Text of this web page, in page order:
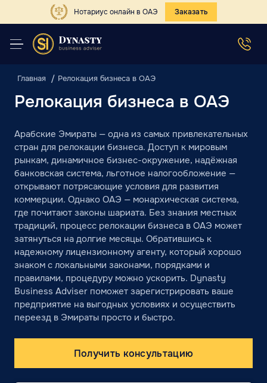
Нотариус онлайн в ОАЭ Заказать
Главная Релокация бизнеса в ОАЭ
Релокация бизнеса в ОАЭ
Арабские Эмираты — одна из самых привлекательных
стран для релокации бизнеса. Доступ к мировым
рынкам, динамичное бизнес-окружение, надёжная
банковская система, льготное налогообложение —
открывают потрясающие условия для развития
коммерции. Однако ОАЭ — монархическая система,
где почитают законы шариата. Без знания местных
традиций, процесс релокации бизнеса в ОАЭ может
затянуться на долгие месяцы. Обратившись к
надежному лицензионному агенту, который хорошо
знаком с локальными законами, порядками и
правилами, процедуру можно ускорить. Dynasty
Business Adviser поможет зарегистрировать ваше
предприятие на выгодных условиях и осуществить
переезд в Эмираты просто и быстро.
Получить консультацию